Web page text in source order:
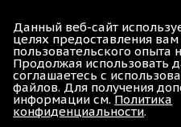
+7 985 798 65 10
info@perfumex.ru
г. Москва, ул. Пушкина,
Данный веб-сайт
целях предоставления
пользовательского опыта
Продолжая использовать
соглашаетесь с
файлов. Для получения
информации см.Политика
конфиденциальности.